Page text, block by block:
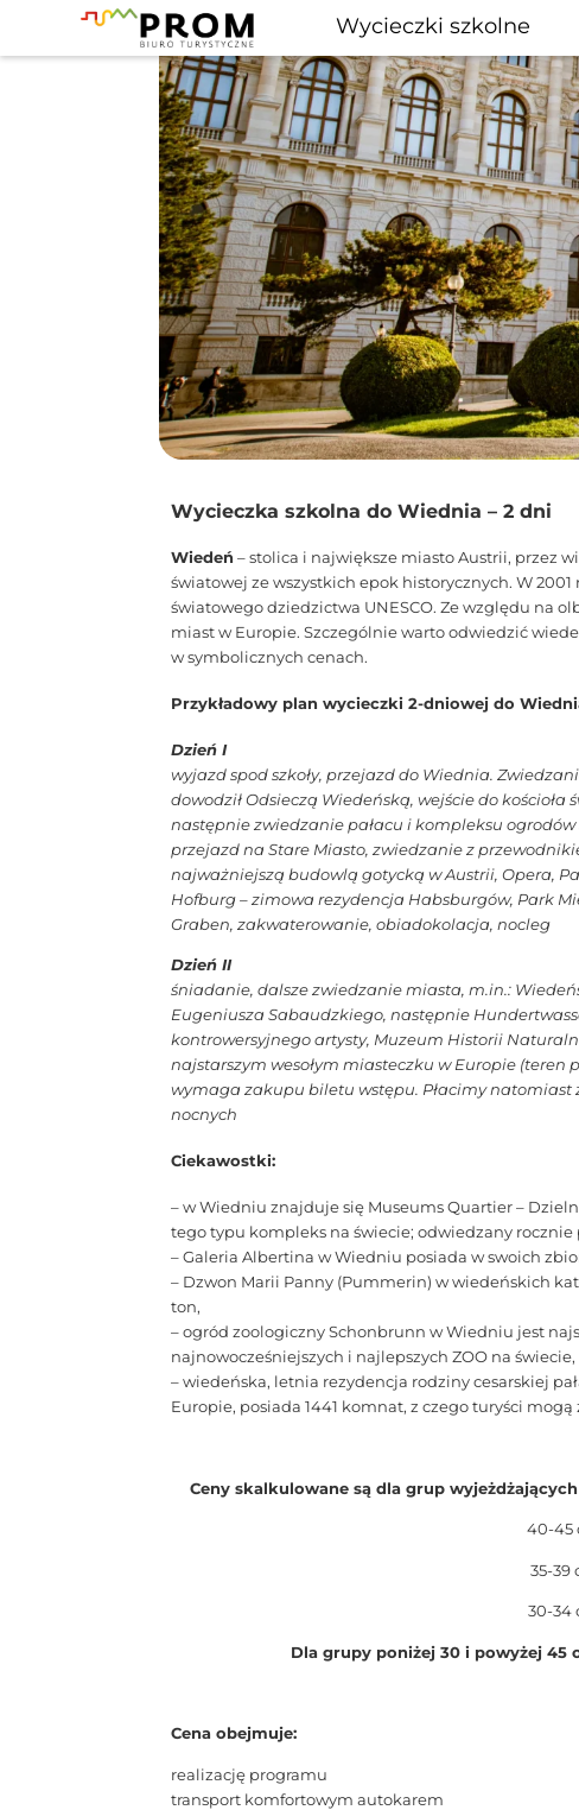
Wycieczki szkolne
Wycieczka szkolna do Wiednia – 2 dni
Wiedeń – stolica i największe miasto Austrii, przez
światowej ze wszystkich epok historycznych. W
światowego dziedzictwa UNESCO. Ze względu na
miast w Europie. Szczególnie warto odwiedzić
w symbolicznych cenach.
Przykładowy plan wycieczki 2-dniowej do
Dzień I
wyjazd spod szkoły, przejazd do Wiednia.
dowodził Odsieczą Wiedeńską, wejście do
następnie zwiedzanie pałacu i kompleksu
przejazd na Stare Miasto, zwiedzanie z
najważniejszą budowlą gotycką w Austrii, Opera,
Hofburg – zimowa rezydencja Habsburgów, Park
Graben, zakwaterowanie, obiadokolacja, nocleg
Dzień II
śniadanie, dalsze zwiedzanie miasta, m.in.:
Eugeniusza Sabaudzkiego, następnie
kontrowersyjnego artysty, Muzeum Historii
najstarszym wesołym miasteczku w Europie
wymaga zakupu biletu wstępu. Płacimy natomiast
nocnych
Ciekawostki:
– w Wiedniu znajduje się Museums Quartier –
tego typu kompleks na świecie; odwiedzany
– Galeria Albertina w Wiedniu posiada w swoich
– Dzwon Marii Panny (Pummerin) w wiedeńskich
ton,
– ogród zoologiczny Schonbrunn w Wiedniu jest
najnowocześniejszych i najlepszych ZOO na świecie,
– wiedeńska, letnia rezydencja rodziny cesarskiej
Europie, posiada 1441 komnat, z czego turyści mogą
Ceny skalkulowane są dla grup
40-45
35-39
30-34
Dla grupy poniżej 30 i powyżej 45
Cena obejmuje:
realizację programu
transport komfortowym autokarem